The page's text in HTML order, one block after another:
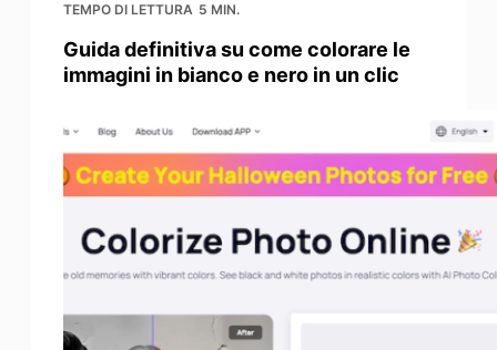
TEMPO DI LETTURA 5 MIN.
Guida definitiva su come colorare le
immagini in bianco e nero in un clic